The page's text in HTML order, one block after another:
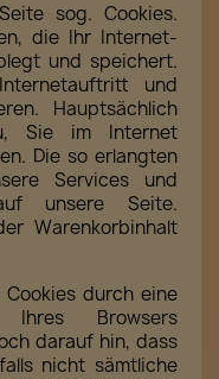
sog. Cookies.
die Ihr Internet-
und speichert.
und
Hauptsächlich
Sie im Internet
Die so erlangten
Services und
unsere Seite.
Warenkorbinhalt
durch eine
Ihres Browsers
darauf hin, dass
nicht sämtliche